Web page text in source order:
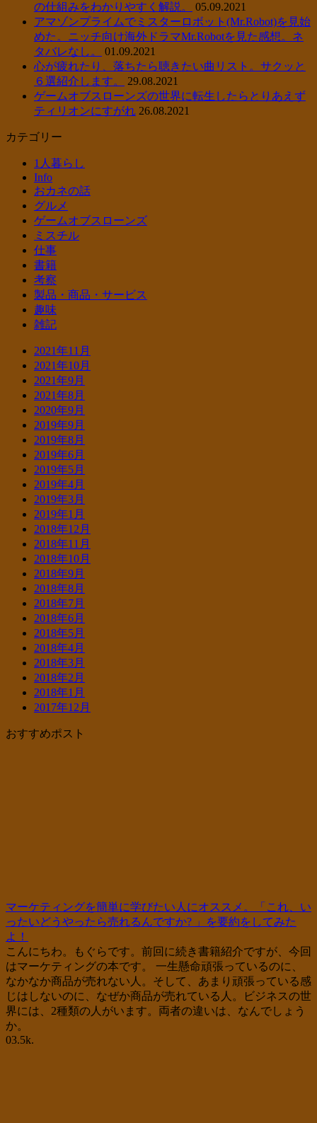
の仕組みをわかりやすく解説。
05.09.2021
アマゾンプライムでミスターロボット(Mr.Robot)を見始
めた。ニッチ向け海外ドラマMr.Robotを見た感想。ネ
タバレなし。
01.09.2021
心が疲れたり、落ちたら聴きたい曲リスト。サクッと
６選紹介します。
29.08.2021
ゲームオブスローンズの世界に転生したらとりあえず
ティリオンにすがれ 26.08.2021
カテゴリー
1人暮らし
Info
おカネの話
グルメ
ゲームオブスローンズ
ミスチル
仕事
書籍
考察
製品・商品・サービス
趣味
雑記
2021年11月
2021年10月
2021年9月
2021年8月
2020年9月
2019年9月
2019年8月
2019年6月
2019年5月
2019年4月
2019年3月
2019年1月
2018年12月
2018年11月
2018年10月
2018年9月
2018年8月
2018年7月
2018年6月
2018年5月
2018年4月
2018年3月
2018年2月
2018年1月
2017年12月
おすすめポスト
マーケティングを簡単に学びたい人にオススメ。「これ、い
ったいどうやったら売れるんですか? 」を要約をしてみた
よ！
こんにちわ。もぐらです。前回に続き書籍紹介ですが、今回
はマーケティングの本です。 一生懸命頑張っているのに、
なかなか商品が売れない人。そして、あまり頑張っている感
じはしないのに、なぜか商品が売れている人。ビジネスの世
界には、2種類の人がいます。両者の違いは、なんでしょう
か。
03.5k.